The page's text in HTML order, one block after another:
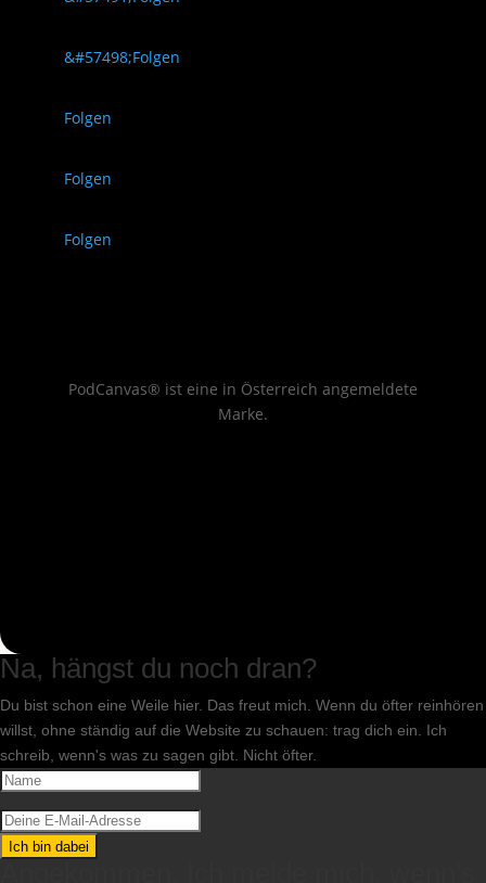
Folgen
Folgen
Folgen
Folgen
PodCanvas® ist eine in Österreich angemeldete
Marke.
Na, hängst du noch dran?
Du bist schon eine Weile hier. Das freut mich. Wenn du öfter reinhören
willst, ohne ständig auf die Website zu schauen: trag dich ein. Ich
schreib, wenn's was zu sagen gibt. Nicht öfter.
Ich bin dabei